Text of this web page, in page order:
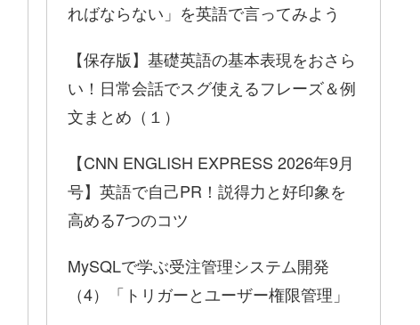
ればならない」を英語で言ってみよう
【保存版】基礎英語の基本表現をおさら
い！日常会話でスグ使えるフレーズ＆例
文まとめ（１）
【CNN ENGLISH EXPRESS 2026年9月
号】英語で自己PR！説得力と好印象を
高める7つのコツ
MySQLで学ぶ受注管理システム開発
（4）「トリガーとユーザー権限管理」